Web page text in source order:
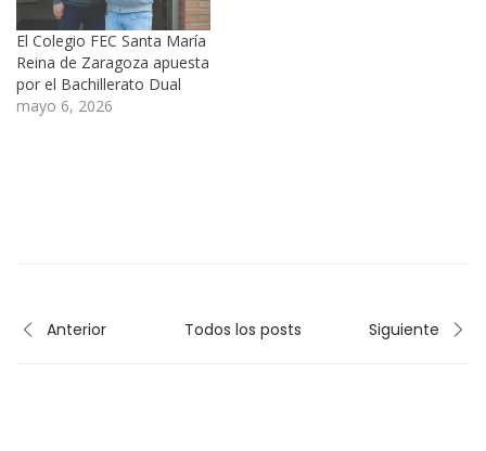
El Colegio FEC Santa María
Reina de Zaragoza apuesta
por el Bachillerato Dual
mayo 6, 2026
Anterior Todos los posts Siguiente